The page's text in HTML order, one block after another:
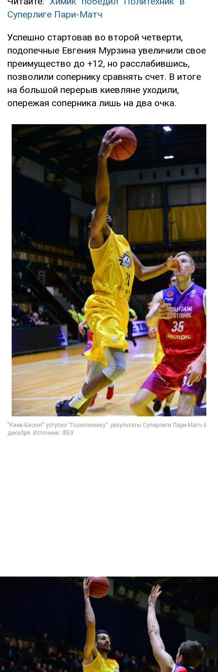
Суперлиге Пари-Матч
Успешно стартовав во второй четверти,
подопечные Евгения Мурзина увеличили свое
преимущество до +12, но расслабившись,
позволили сопернику сравнять счет. В итоге
на большой перерыв киевляне уходили,
опережая соперника лишь на два очка.